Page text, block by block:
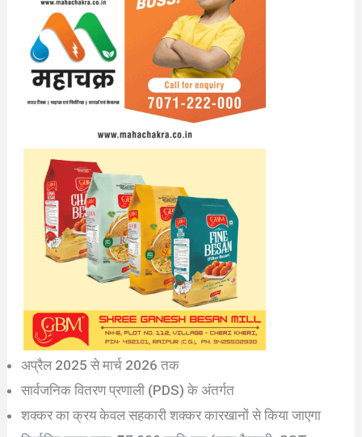
अप्रैल 2025 से मार्च 2026 तक
सार्वजनिक वितरण प्रणाली (PDS) के अंतर्गत
शक्कर का क्रय केवल सहकारी शक्कर कारखानों से किया जाएगा